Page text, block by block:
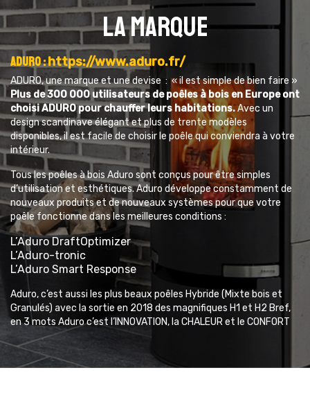
La marque
Aduro :https://www.aduro.fr/
ADURO, une marque et une devise : « il est simple de bien faire »
Plus de 300 000 utilisateurs de poêles à bois en Europe ont
choisi ADURO pour chauffer leurs habitations.Avec un
design scandinave élégant et plus de trente modèles
disponibles, il est facile de choisir le poêle qui conviendra à votre
intérieur.
Tous les poêles à bois Aduro sont conçus pour être simples
d’utilisation et esthétiques. Aduro développe constamment de
nouveaux produits et de nouveaux systèmes pour que votre
poêle fonctionne dans les meilleures conditions :
L’Aduro DraftOptimizer
L’Aduro-tronic
L’Aduro Smart Response
Aduro, c’est aussi les plus beaux poêles Hybride (Mixte bois et
Granulés) avec la sortie en 2018 des magnifiques H1 et H2 Bref,
en 3 mots Aduro c’est l’lNNOVATION, la CHALEUR et le CONFORT